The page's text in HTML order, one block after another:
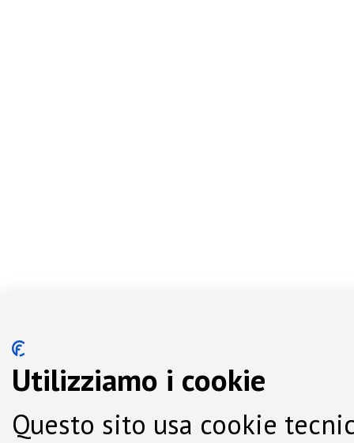
Utilizziamo i cookie
Questo sito usa cookie